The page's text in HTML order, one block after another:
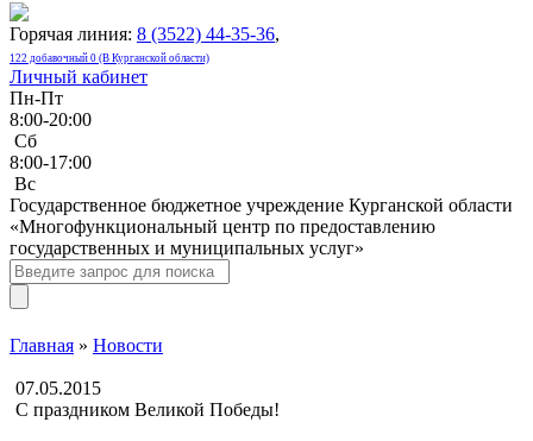
Горячая линия: 8 (3522) 44-35-36,
122 добавочный 0 (В Курганской области)
Личный кабинет
Пн-Пт
8:00-20:00
Сб
8:00-17:00
Bc
Государственное бюджетное учреждение Курганской области
«Многофункциональный центр по предоставлению
государственных и муниципальных услуг»
Главная » Новости
07.05.2015
С праздником Великой Победы!